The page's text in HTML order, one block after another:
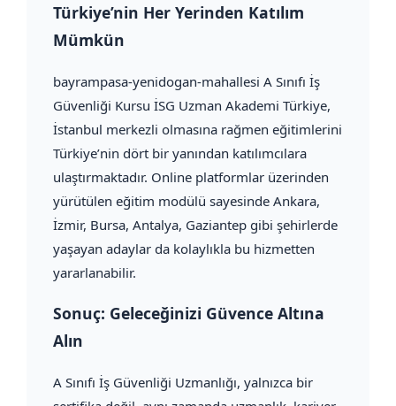
Türkiye’nin Her Yerinden Katılım
Mümkün
bayrampasa-yenidogan-mahallesi A Sınıfı İş
Güvenliği Kursu İSG Uzman Akademi Türkiye,
İstanbul merkezli olmasına rağmen eğitimlerini
Türkiye’nin dört bir yanından katılımcılara
ulaştırmaktadır. Online platformlar üzerinden
yürütülen eğitim modülü sayesinde Ankara,
İzmir, Bursa, Antalya, Gaziantep gibi şehirlerde
yaşayan adaylar da kolaylıkla bu hizmetten
yararlanabilir.
Sonuç: Geleceğinizi Güvence Altına
Alın
A Sınıfı İş Güvenliği Uzmanlığı, yalnızca bir